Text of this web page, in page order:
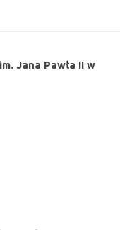
Jana Pawła II w